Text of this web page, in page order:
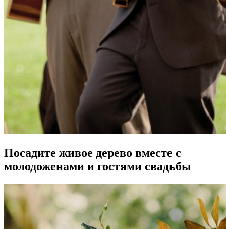
Посадите живое дерево вместе с
молодоженами и гостями свадьбы